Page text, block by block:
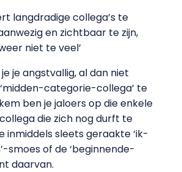
langdradige collega’s te
en zichtbaar te zijn,
niet te veel’
je angstvallig, al dan niet
categorie-collega’ te
ben je jaloers op die enkele
die zich nog durft te
inmiddels sleets geraakte ‘ik-
smoes of de ‘beginnende-
daarvan.